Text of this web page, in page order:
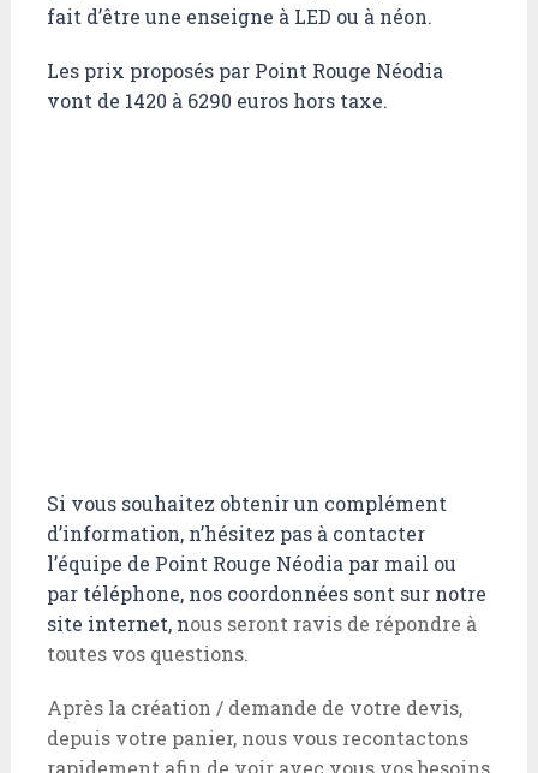
fait d’être une enseigne à LED ou à néon.
Les prix proposés par Point Rouge Néodia
vont de 1420 à 6290 euros hors taxe.
Si vous souhaitez obtenir un complément
d’information, n’hésitez pas à contacter
l’équipe de Point Rouge Néodia par mail ou
par téléphone, nos coordonnées sont sur notre
site internet, nous seront ravis de répondre à
toutes vos questions.
Après la création / demande de votre devis,
depuis votre panier, nous vous recontactons
rapidement afin de voir avec vous vos besoins